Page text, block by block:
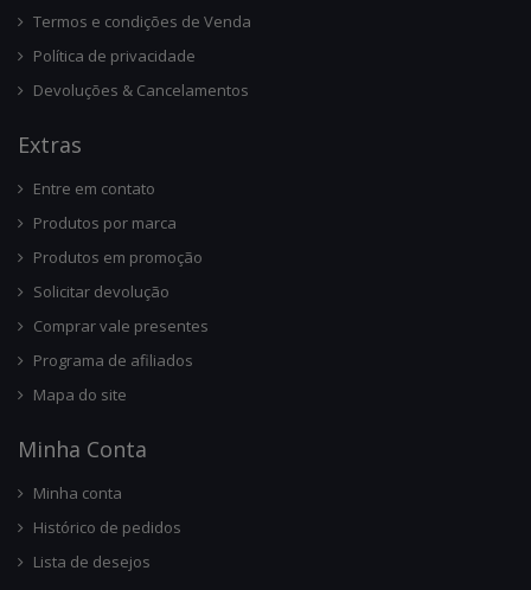
Termos e condições de Venda
Política de privacidade
Devoluções & Cancelamentos
ExtRas
Entre em contato
Produtos por marca
Produtos em promoção
Solicitar devolução
Comprar vale presentes
Programa de afiliados
Mapa do site
Minha Conta
Minha conta
Histórico de pedidos
Lista de desejos